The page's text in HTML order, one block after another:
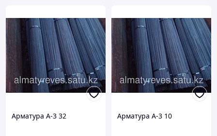
Арматура А-3 32 Арматура А-3 10